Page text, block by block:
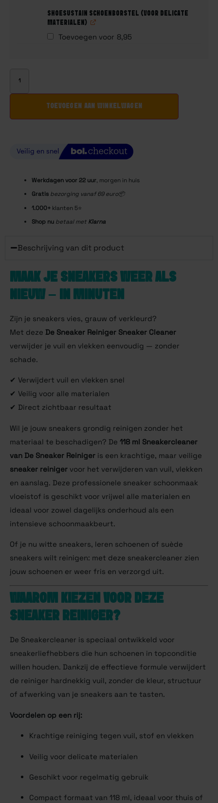
SHOESUSTAIN SCHOENBORSTEL (VOOR DELICATE
MATERIALEN)
Toevoegen voor8,95
TOEVOEGEN AAN WINKELWAGEN
Werkdagen voor 22 uur, morgen in huis
Gratis bezorging vanaf 69 euro📦
1.000+ klanten 5⭐️
Shop nu betaal met Klarna
Beschrijving van dit product
MAAK JE SNEAKERS WEER ALS
NIEUW – IN MINUTEN
Zijn je sneakers vies, grauw of verkleurd?
Met deze De Sneaker Reiniger Sneaker Cleaner
verwijder je vuil en vlekken eenvoudig — zonder
schade.
✔ Verwijdert vuil en vlekken snel
✔ Veilig voor alle materialen
✔ Direct zichtbaar resultaat
Wil je jouw sneakers grondig reinigen zonder het
materiaal te beschadigen? De 118 ml Sneakercleaner
van De Sneaker Reiniger is een krachtige, maar veilige
sneaker reiniger voor het verwijderen van vuil, vlekken
en aanslag. Deze professionele sneaker schoonmaak
vloeistof is geschikt voor vrijwel alle materialen en
ideaal voor zowel dagelijks onderhoud als een
intensieve schoonmaakbeurt.
Of je nu witte sneakers, leren schoenen of suède
sneakers wilt reinigen: met deze sneakercleaner zien
jouw schoenen er weer fris en verzorgd uit.
WAAROM KIEZEN VOOR DEZE
SNEAKER REINIGER?
De Sneakercleaner is speciaal ontwikkeld voor
sneakerliefhebbers die hun schoenen in topconditie
willen houden. Dankzij de effectieve formule verwijdert
de reiniger hardnekkig vuil, zonder de kleur, structuur
of afwerking van je sneakers aan te tasten.
Voordelen op een rij:
Krachtige reiniging tegen vuil, stof en vlekken
Veilig voor delicate materialen
Geschikt voor regelmatig gebruik
Compact formaat van 118 ml, ideaal voor thuis of